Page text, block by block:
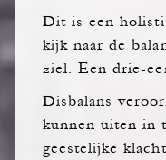
Dit is een
kijk naar de
ziel. Een drie-
Disbalans
kunnen uiten in
geestelijke